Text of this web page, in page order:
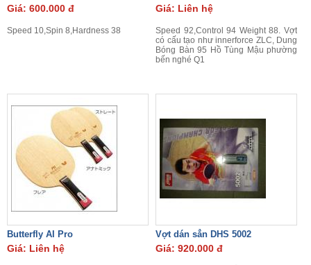
Giá: 600.000 đ
Speed 10,Spin 8,Hardness 38
Giá: Liên hệ
Speed 92,Control 94 Weight 88. Vợt
có cấu tạo như innerforce ZLC, Dung
Bóng Bàn 95 Hồ Tùng Mậu phường
bến nghé Q1
Butterfly AI Pro
Giá: Liên hệ
Vợt dán sẳn DHS 5002
Giá: 920.000 đ